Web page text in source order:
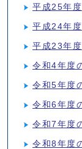
平成25年
平成24年
平成23年
令和4年度
令和5年度
令和6年度
令和7年度
令和8年度